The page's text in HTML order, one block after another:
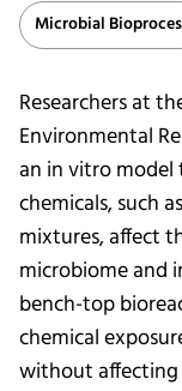
Microbial
Researchers at
Environmental
an in vitro
chemicals, such
mixtures, affect
microbiome and
bench-top
chemical
without